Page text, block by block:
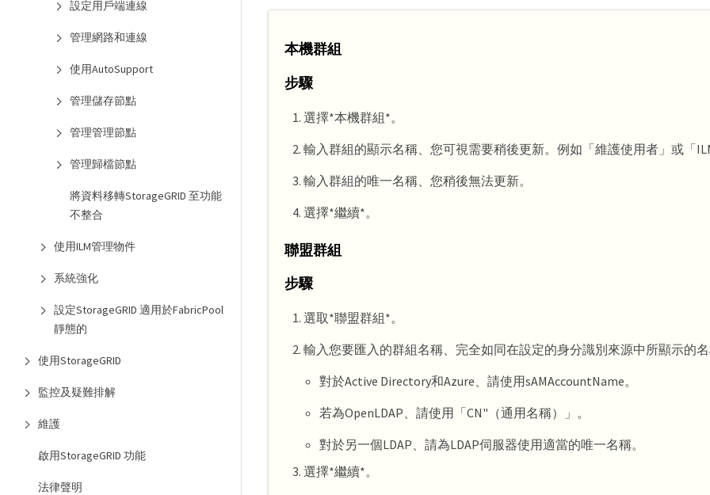
設定用戶端連線
管理網路和連線
使用AutoSupport
管理儲存節點
管理管理節點
管理歸檔節點
將資料移轉StorageGRID 至功能
不整合
使用ILM管理物件
系統強化
設定StorageGRID 適用於FabricPool
靜態的
使用StorageGRID
監控及疑難排解
維護
啟用StorageGRID 功能
法律聲明
本機群組
步驟
選擇*本機群組*。
輸入群組的顯示名稱、您可視需要稍後更新。例如「維護使用者」或「
輸入群組的唯一名稱、您稍後無法更新。
選擇*繼續*。
聯盟群組
步驟
選取*聯盟群組*。
輸入您要匯入的群組名稱、完全如同在設定的身分識別來源中所顯示的
對於Active Directory和Azure、請使用sAMAccountName。
若為OpenLDAP、請使用「CN"（通用名稱）」。
對於另一個LDAP、請為LDAP伺服器使用適當的唯一名稱。
選擇*繼續*。